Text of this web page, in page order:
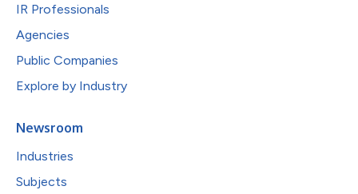
IR Professionals
Agencies
Public Companies
Explore by Industry
Newsroom
Industries
Subjects